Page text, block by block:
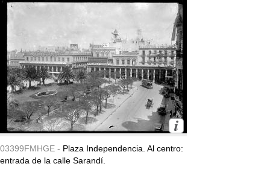
03399FMHGE - Plaza Independencia. Al centro:
entrada de la calle Sarandí.